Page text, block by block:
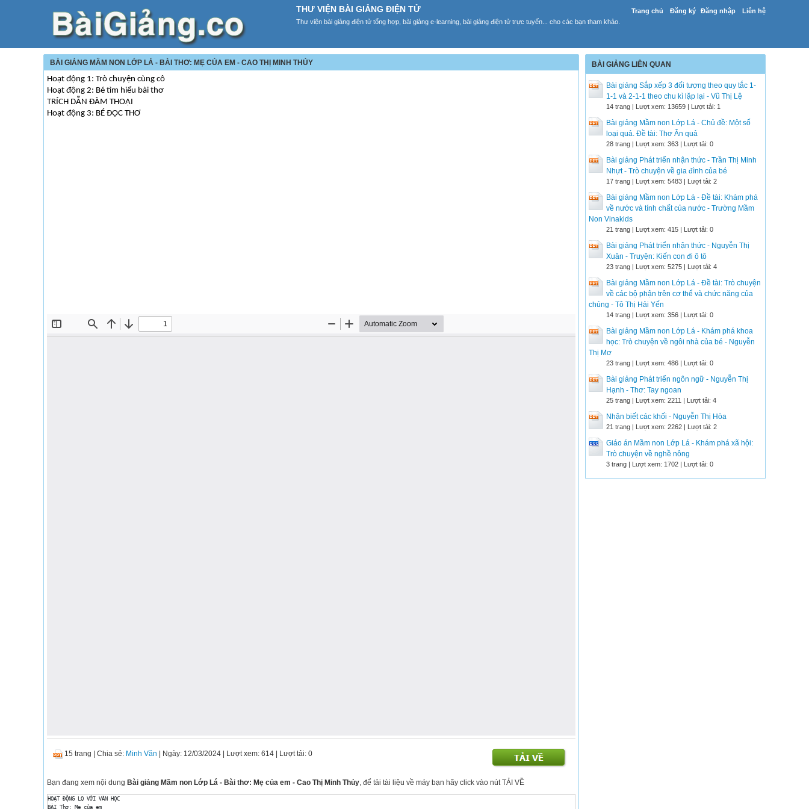
Trang chủ Đăng ký Đăng nhập Liên hệ
THƯ VIỆN BÀI GIẢNG ĐIỆN TỬ
Thư viện bài giảng điện tử tổng hợp, bài giảng e-learning, bài giảng điện tử trực tuyến... cho các bạn tham khảo.
BÀI GIẢNG MẦM NON LỚP LÁ - BÀI THƠ: MẸ CỦA EM - CAO THỊ MINH THỦY
Hoạt động 1: Trò chuyện cùng cô
Hoạt động 2: Bé tìm hiểu bài thơ
TRÍCH DẪN ĐÀM THOẠI
Hoạt động 3: BÉ ĐỌC THƠ
15 trang Chia sẻ: Minh Văn | Ngày: 12/03/2024 | Lượt xem: 614 | Lượt tải: 0
Bạn đang xem nội dung Bài giảng Mầm non Lớp Lá - Bài thơ: Mẹ của em - Cao Thị Minh Thủy, để tải tài liệu về máy bạn hãy click vào nút TẢI VỀ
HOẠT ĐỘNG LQ VỚI VĂN HỌC
BÀI Thơ: Mẹ của em
BÀI GIẢNG LIÊN QUAN
Bài giảng Sắp xếp 3 đối tượng theo quy tắc 1-
1-1 và 2-1-1 theo chu kì lặp lại - Vũ Thị Lệ
14 trang | Lượt xem: 13659 | Lượt tải: 1
Bài giảng Mầm non Lớp Lá - Chủ đề: Một số
loại quả. Đề tài: Thơ Ăn quả
28 trang | Lượt xem: 363 | Lượt tải: 0
Bài giảng Phát triển nhận thức - Trần Thị Minh
Nhựt - Trò chuyện về gia đình của bé
17 trang | Lượt xem: 5483 | Lượt tải: 2
Bài giảng Mầm non Lớp Lá - Đề tài: Khám phá
về nước và tính chất của nước - Trường Mầm
Non Vinakids
21 trang | Lượt xem: 415 | Lượt tải: 0
Bài giảng Phát triển nhận thức - Nguyễn Thị
Xuân - Truyện: Kiến con đi ô tô
23 trang | Lượt xem: 5275 | Lượt tải: 4
Bài giảng Mầm non Lớp Lá - Đề tài: Trò chuyện
về các bộ phận trên cơ thể và chức năng của
chúng - Tô Thị Hải Yến
14 trang | Lượt xem: 356 | Lượt tải: 0
Bài giảng Mầm non Lớp Lá - Khám phá khoa
học: Trò chuyện về ngôi nhà của bé - Nguyễn
Thị Mơ
23 trang | Lượt xem: 486 | Lượt tải: 0
Bài giảng Phát triển ngôn ngữ - Nguyễn Thị
Hạnh - Thơ: Tay ngoan
25 trang | Lượt xem: 2211 | Lượt tải: 4
Nhận biết các khối - Nguyễn Thị Hòa
21 trang | Lượt xem: 2262 | Lượt tải: 2
Giáo án Mầm non Lớp Lá - Khám phá xã hội:
Trò chuyện về nghề nông
3 trang | Lượt xem: 1702 | Lượt tải: 0